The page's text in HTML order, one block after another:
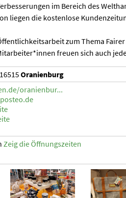
im Bereich des
liegen die kostenlose
zum Thema
freuen sich auch
Oranienburg
oranienbur...
Zeig die Öffnungszeiten